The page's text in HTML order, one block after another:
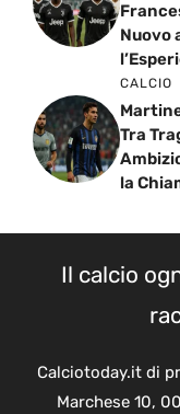
Nuovo
CALCIO
Tra
la
Il calcio
Calciotoday.it di
Marchese 10,